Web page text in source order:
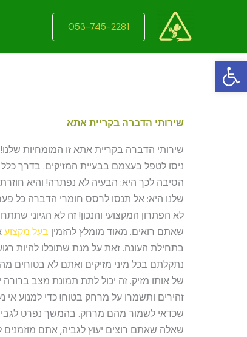
פתח סרגל נגישות
053-745-2281
שירותי הדברה בקריית אתא
שירותי הדברה בקריית אתא זו המומחיות
ניסו לטפל בעצמם בבעיית המזיקים. בדרך
הסיבה לכך היא: הבעיה לא נפתרה! והיא
שלנו היא: אל תנסו לרסס חומרי הדברה כל
לא הפתרון המקצועי והנכון! זה לא הגיוני
שאתם רואים. מאוד מומלץ להזמין בעל מקצוע
בתחילת העונה. זאת על מנת שתוכלו להיות
נתקלתם בכל מיני מזיקים ואתם לא בטוחים
של אותו מזיק. זה יכול לתת תמונת מצב
זהירים ותשמרו על מרחק בטוח! כדי למנוע אי
שכדאי לשמור מהם מרחק. בהמשך נפרט לגבי
שאלה שאתם רוצים יעוץ לגביה, אתם מוזמנים